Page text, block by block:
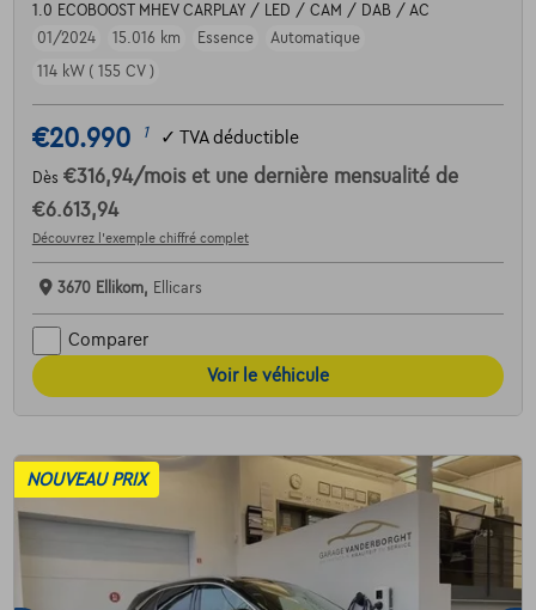
1.0 ECOBOOST MHEV CARPLAY / LED / CAM / DAB / AC
01/2024
15.016 km Essence
Automatique
114 kW ( 155 CV )
€20.990 1 ✓ TVA déductible
Dès €316,94/mois et une dernière mensualité de
€6.613,94
Découvrez l’exemple chiffré complet
3670 Ellikom, Ellicars
Comparer
Voir le véhicule
NOUVEAU PRIX